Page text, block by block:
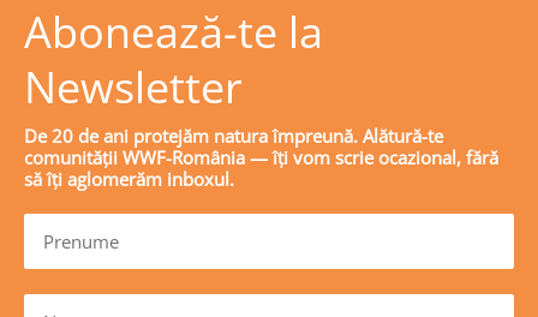
Abonează-te la
Newsletter
De 20 de ani protejăm natura împreună. Alătură-te
comunității WWF-România — îți vom scrie ocazional, fără
să îți aglomerăm inboxul.